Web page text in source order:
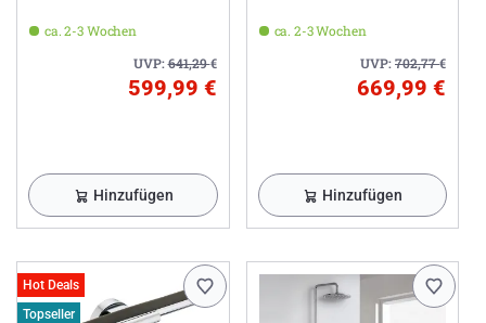
ca. 2-3 Wochen
UVP:641,29€
599,99 €
Hinzufügen
ca. 2-3 Wochen
UVP:702,77€
669,99 €
Hinzufügen
Hot Deals
Topseller